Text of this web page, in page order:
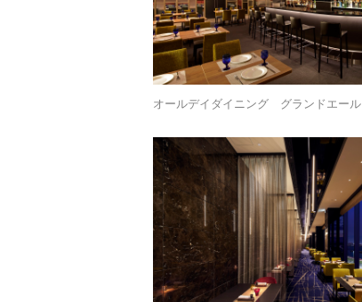
オールデイダイニング グランドエール